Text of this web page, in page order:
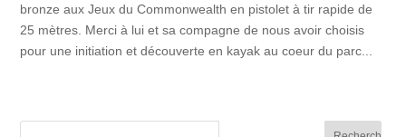
bronze aux Jeux du Commonwealth en pistolet à tir rapide de
25 mètres. Merci à lui et sa compagne de nous avoir choisis
pour une initiation et découverte en kayak au coeur du parc...